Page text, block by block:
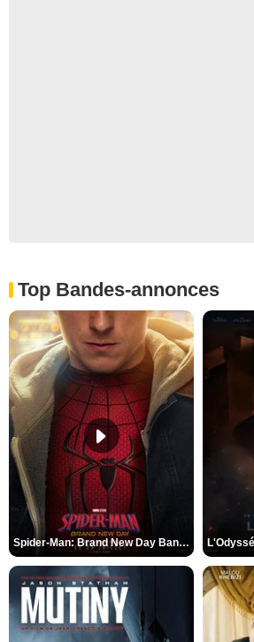
Top Bandes-annonces
Spider-Man: Brand New Day Bande-annonce VO STFR